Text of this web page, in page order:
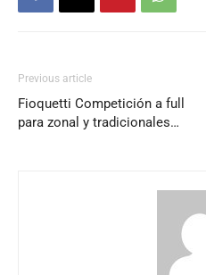
Previous article
Fioquetti Competición a full
para zonal y tradicionales…